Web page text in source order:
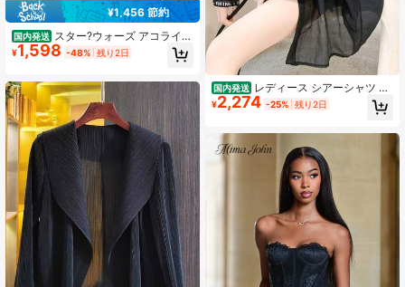
¥1,456 節約
国内発送 スター?ウォーズ アコライト
ピップ リペア ドロイド Tシャツ
¥1,598 -48% 残り2日
国内発送 レディース シアーシャツ シ
ースルー ロングシャツ 長袖 襟付き
ロゴプリント ボリューム袖 オーバー
羽織り ライトアウター 冷房対策 日
焼け防止 韓国ファッション ブラック
¥2,274 -25% 残り2日